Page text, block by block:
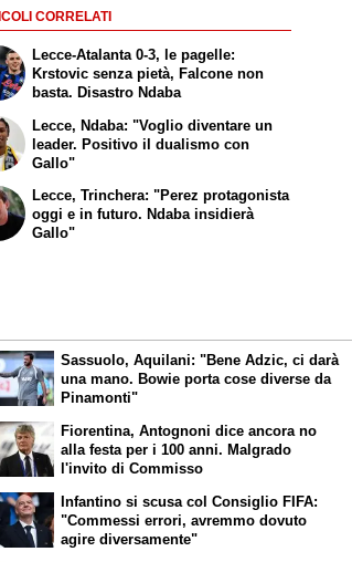
CORRELATI
Lecce-Atalanta 0-3, le pagelle:
Krstovic senza pietà, Falcone non
basta. Disastro Ndaba
Lecce, Ndaba: "Voglio diventare un
leader. Positivo il dualismo con
Gallo"
Lecce, Trinchera: "Perez protagonista
oggi e in futuro. Ndaba insidierà
Gallo"
Sassuolo, Aquilani: "Bene Adzic, ci darà
una mano. Bowie porta cose diverse da
Pinamonti"
Fiorentina, Antognoni dice ancora no
alla festa per i 100 anni. Malgrado
l'invito di Commisso
Infantino si scusa col Consiglio FIFA:
"Commessi errori, avremmo dovuto
agire diversamente"